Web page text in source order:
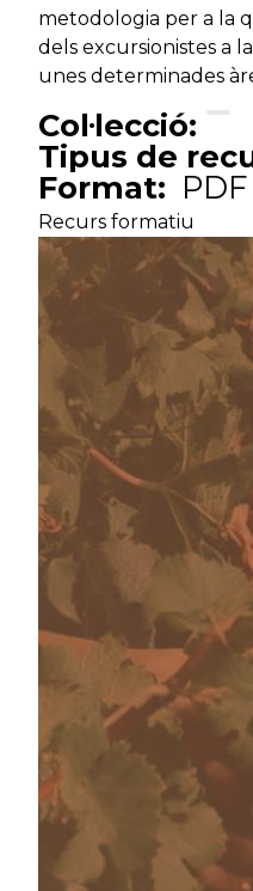
metodologia per a la
dels excursionistes a
unes determinades
Col·lecció:
Tipus de
Format: PDF
Recurs formatiu